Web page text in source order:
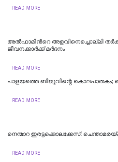
READ MORE
അൽഫാമിന്‍റെ അളവിനെച്ചൊല്ലി
ജീവനക്കാര്‍ക്ക് മര്‍ദനം
READ MORE
പാളയത്തെ ബിജുവിന്റെ
READ MORE
നെന്മാറ ഇരട്ടക്കൊലക്കേസ്:
READ MORE